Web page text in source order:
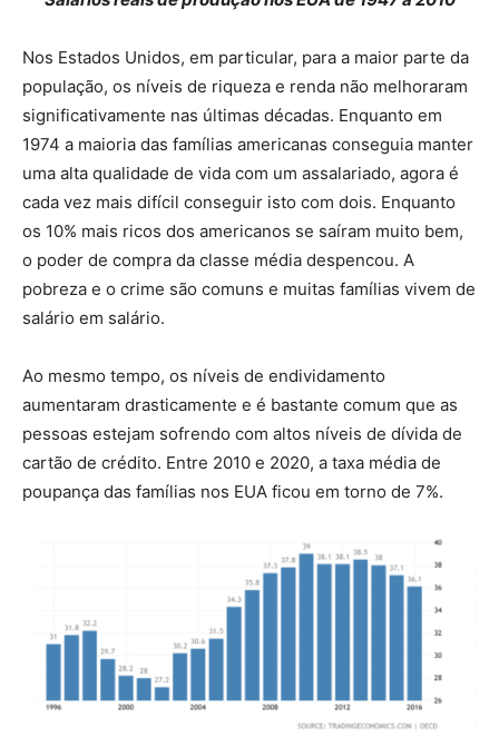
Nos Estados Unidos, em particular, para a maior parte da
população, os níveis de riqueza e renda não melhoraram
significativamente nas últimas décadas. Enquanto em
1974 a maioria das famílias americanas conseguia manter
uma alta qualidade de vida com um assalariado, agora é
cada vez mais difícil conseguir isto com dois. Enquanto
os 10% mais ricos dos americanos se saíram muito bem,
o poder de compra da classe média despencou. A
pobreza e o crime são comuns e muitas famílias vivem de
salário em salário.
Ao mesmo tempo, os níveis de endividamento
aumentaram drasticamente e é bastante comum que as
pessoas estejam sofrendo com altos níveis de dívida de
cartão de crédito. Entre 2010 e 2020, a taxa média de
poupança das famílias nos EUA ficou em torno de 7%.